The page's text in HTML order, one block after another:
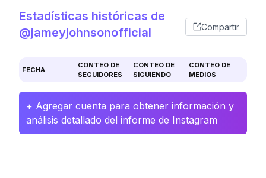
Estadísticas históricas de
@jameyjohnsonofficial
Compartir
FECHA
CONTEO DE
SEGUIDORES
CONTEO DE
SIGUIENDO
CONTEO DE
MEDIOS
+ Agregar cuenta para obtener información y
análisis detallado del informe de Instagram